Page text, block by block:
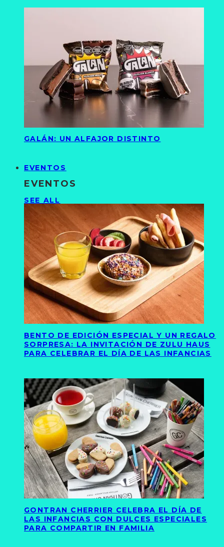
GALÁN: UN ALFAJOR DISTINTO
EVENTOS
EVENTOS
SEE ALL
BENTO DE EDICIÓN ESPECIAL Y UN REGALO
SORPRESA: LA INVITACIÓN DE ZULU HAUS
PARA CELEBRAR EL DÍA DE LAS INFANCIAS
GONTRAN CHERRIER CELEBRA EL DÍA DE
LAS INFANCIAS CON DULCES ESPECIALES
PARA COMPARTIR EN FAMILIA